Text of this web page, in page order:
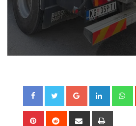
Google+ LinkedIn
Pinterest Reddit
Share